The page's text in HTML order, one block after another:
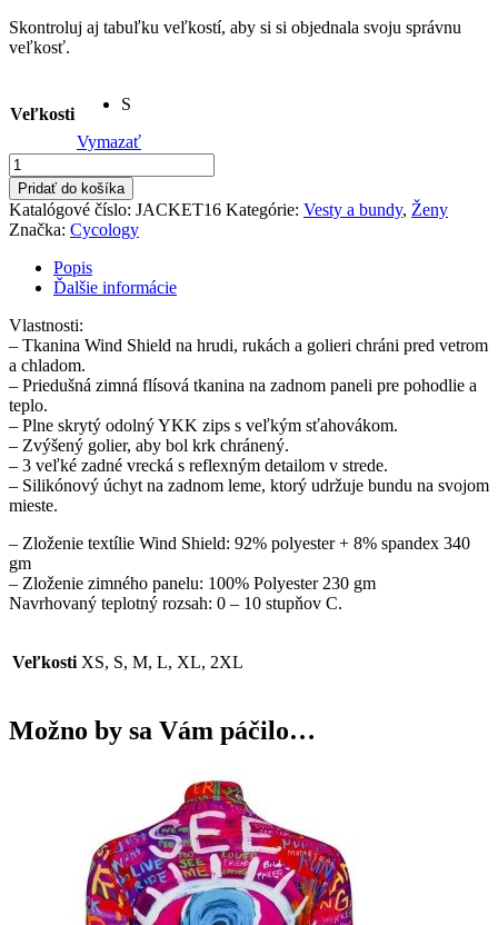
Skontroluj aj tabuľku veľkostí, aby si si objednala svoju správnu
veľkosť.
Veľkosti
S
Vymazať
množstvo
Dámska
zimná
bunda
See
Windproof
Pridať do košíka
Katalógové číslo: JACKET16 Kategórie: Vesty a bundy, Ženy
Značka: Cycology
Popis
Ďalšie informácie
Vlastnosti:
– Tkanina Wind Shield na hrudi, rukách a golieri chráni pred vetrom
a chladom.
– Priedušná zimná flísová tkanina na zadnom paneli pre pohodlie a
teplo.
– Plne skrytý odolný YKK zips s veľkým sťahovákom.
– Zvýšený golier, aby bol krk chránený.
– 3 veľké zadné vrecká s reflexným detailom v strede.
– Silikónový úchyt na zadnom leme, ktorý udržuje bundu na svojom
mieste.
– Zloženie textílie Wind Shield: 92% polyester + 8% spandex 340
gm
– Zloženie zimného panelu: 100% Polyester 230 gm
Navrhovaný teplotný rozsah: 0 – 10 stupňov C.
Veľkosti XS, S, M, L, XL, 2XL
Možno by sa Vám páčilo…